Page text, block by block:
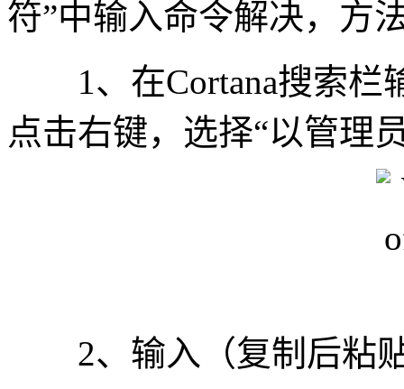
符”中输入命令解决，方
1、在Cortana搜索栏
点击右键，选择“以管理
2、输入（复制后粘